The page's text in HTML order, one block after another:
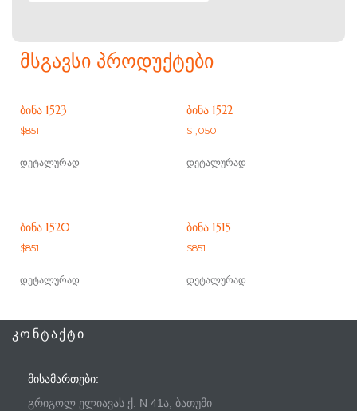
ᲛᲡᲒᲐᲕᲡᲘ ᲞᲠᲝᲓᲣᲥᲢᲔᲑᲘ
ᲑᲘᲜᲐ 1523
$851
დეტალურად
ᲑᲘᲜᲐ 1522
$1,050
დეტალურად
ᲑᲘᲜᲐ 1520
$851
დეტალურად
ᲑᲘᲜᲐ 1515
$851
დეტალურად
ᲙᲝᲜᲢᲐᲥᲢᲘ
ᲛᲘᲡᲐᲛᲐᲠᲗᲔᲑᲘ:
გრიგოლ ელიავას ქ. N 41ა, ბათუმი